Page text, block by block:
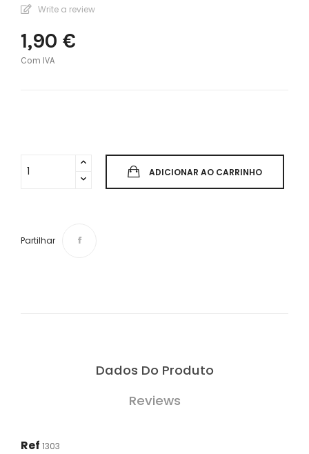
Write a review
1,90 €
Com IVA
ADICIONAR AO CARRINHO
Partilhar
Dados Do Produto
Reviews
Ref 1303